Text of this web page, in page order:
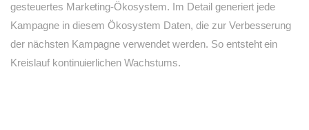
gesteuertes Marketing-Ökosystem. Im Detail generiert jede
Kampagne in diesem Ökosystem Daten, die zur Verbesserung
der nächsten Kampagne verwendet werden. So entsteht ein
Kreislauf kontinuierlichen Wachstums.